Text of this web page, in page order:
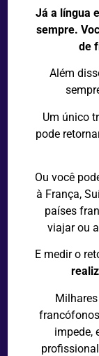
Já a língua
sempre.
de
Além
Um único
pode
Ou você
à França,
países
viajar ou
E medir o
impede,